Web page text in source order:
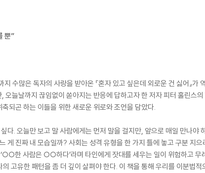
뿐”
수많은 독자의 사랑을 받아온 『혼자 있고 싶은데 외로운 건 싫어』
늘날까지 끊임없이 쏟아지는 반응에 답하고자 한 저자 피터 홀린스
되곤 하는 이들을 위한 새로운 위로와 조언을 담았다.
다. 오늘만 보고 말 사람에게는 먼저 말을 걸지만, 앞으로 매일 만나야
게 진짜 내 모습일까? 사회는 성격 유형을 한 가지 틀에 놓고 구분 지
한 사람은 ○○하다’라며 타인에게 잣대를 세우는 일이 위험하고 무
고유한 패턴을 좀 더 깊이 살펴야 한다. 이 책을 통해 우리를 이분법